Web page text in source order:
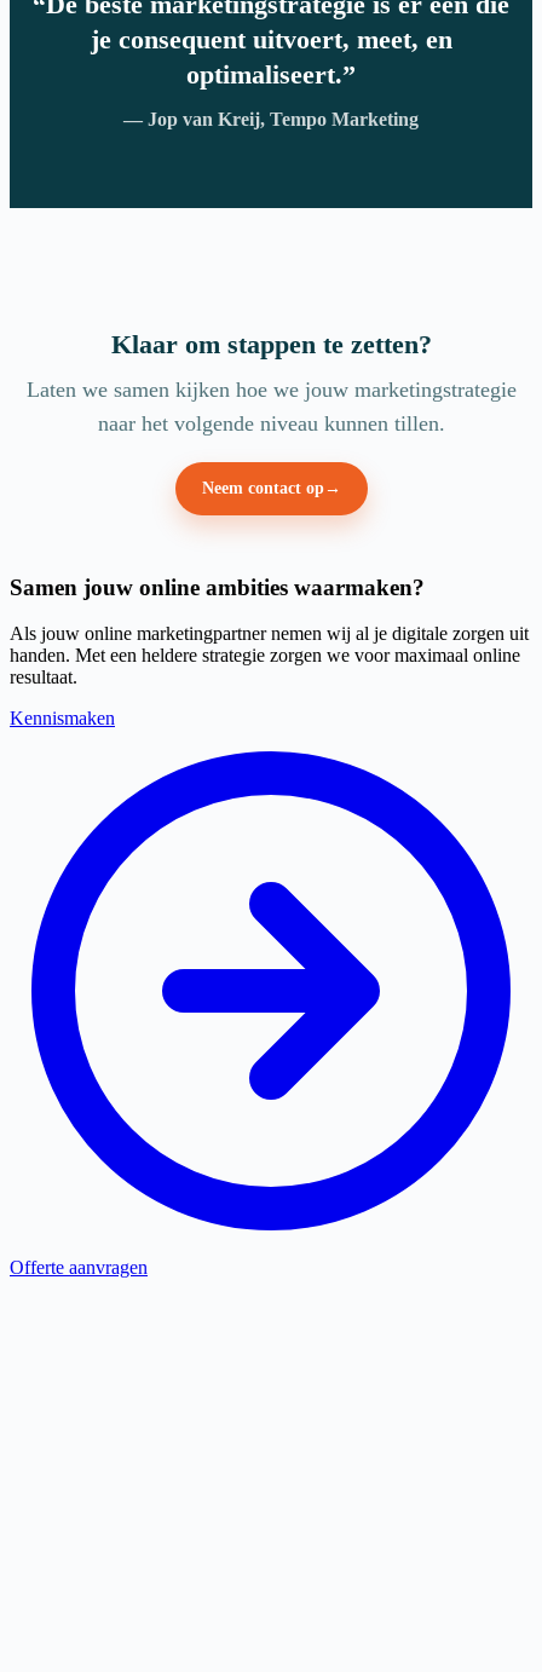
je consequent uitvoert, meet, en
optimaliseert.”
— Jop van Kreij, Tempo Marketing
Klaar om stappen te zetten?
Laten we samen kijken hoe we jouw marketingstrategie
naar het volgende niveau kunnen tillen.
Neem contact op→
Samen jouw online ambities waarmaken?
Als jouw online marketingpartner nemen wij al je digitale zorgen uit
handen. Met een heldere strategie zorgen we voor maximaal online
resultaat.
Kennismaken
Offerte aanvragen